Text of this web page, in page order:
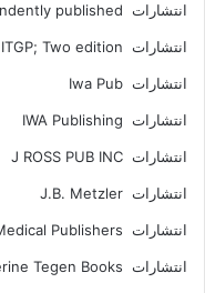
انتشارات Independently published
انتشارات ITGP; Two edition
انتشارات Iwa Pub
انتشارات IWA Publishing
انتشارات J ROSS PUB INC
انتشارات J.B. Metzler
انتشارات JP Medical Publishers
انتشارات Katherine Tegen Books